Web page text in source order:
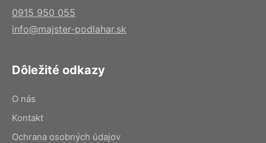
0915 950 055
info@majster-podlahar.sk
Dôležité odkazy
O nás
Kontakt
Ochrana osobných údajov